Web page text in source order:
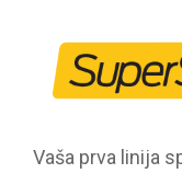
Vaša prva linija